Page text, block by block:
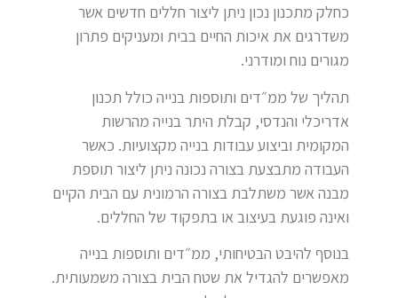
כחלק מתכנון נכון ניתן ליצור חללים חדשים אשר
משדרגים את איכות החיים בבית ומעניקים פתרון
מגורים נוח ומודרני.
תהליך של ממ״דים ותוספות בנייה כולל תכנון
אדריכלי והנדסי, קבלת היתר בנייה מהרשות
המקומית וביצוע עבודות בנייה מקצועיות. כאשר
העבודה מתבצעת בצורה נכונה ניתן ליצור תוספת
מבנה אשר משתלבת בצורה הרמונית עם הבית הקיים
ואינה פוגעת בעיצוב או בתפקוד של החללים.
בנוסף להיבט הבטיחותי, ממ״דים ותוספות בנייה
מאפשרים להגדיל את שטח הבית בצורה משמעותית.